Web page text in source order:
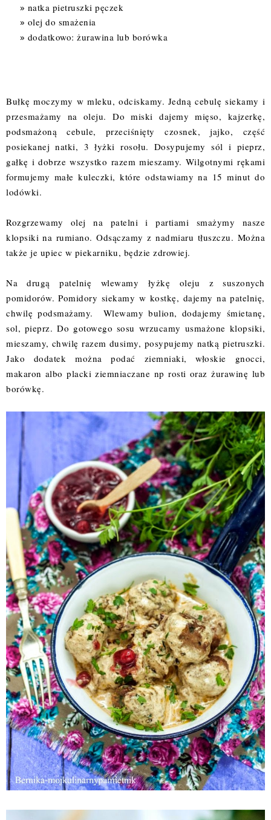
natka pietruszki pęczek
olej do smażenia
dodatkowo: żurawina lub borówka
Bułkę moczymy w mleku, odciskamy. Jedną cebulę siekamy i
przesmażamy na oleju. Do miski dajemy mięso, kajzerkę,
podsmażoną cebule, przeciśnięty czosnek, jajko, część
posiekanej natki, 3 łyżki rosołu. Dosypujemy sól i pieprz,
gałkę i dobrze wszystko razem mieszamy. Wilgotnymi rękami
formujemy małe kuleczki, które odstawiamy na 15 minut do
lodówki.
Rozgrzewamy olej na patelni i partiami smażymy nasze
klopsiki na rumiano. Odsączamy z nadmiaru tłuszczu. Można
także je upiec w piekarniku, będzie zdrowiej.
Na drugą patelnię wlewamy łyżkę oleju z suszonych
pomidorów. Pomidory siekamy w kostkę, dajemy na patelnię,
chwilę podsmażamy. Wlewamy bulion, dodajemy śmietanę,
sol, pieprz. Do gotowego sosu wrzucamy usmażone klopsiki,
mieszamy, chwilę razem dusimy, posypujemy natką pietruszki.
Jako dodatek można podać ziemniaki, włoskie gnocci,
makaron albo placki ziemniaczane np rosti oraz żurawinę lub
borówkę.